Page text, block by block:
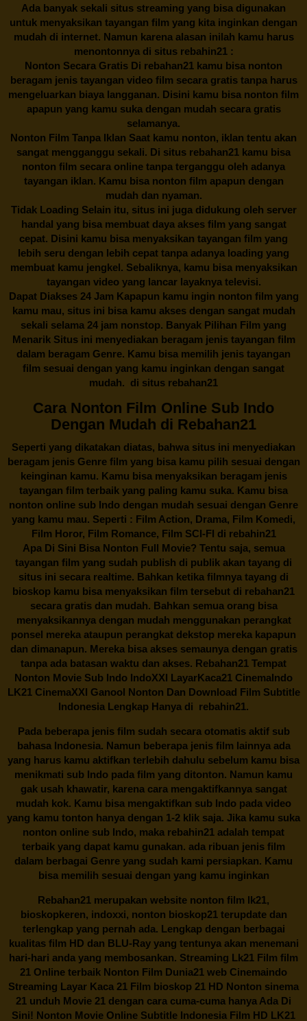
Ada banyak sekali situs streaming yang bisa digunakan
untuk menyaksikan tayangan film yang kita inginkan dengan
mudah di internet. Namun karena alasan inilah kamu harus
menontonnya di situs rebahin21 :
Nonton Secara Gratis Di rebahan21 kamu bisa nonton
beragam jenis tayangan video film secara gratis tanpa harus
mengeluarkan biaya langganan. Disini kamu bisa nonton film
apapun yang kamu suka dengan mudah secara gratis
selamanya.
Nonton Film Tanpa Iklan Saat kamu nonton, iklan tentu akan
sangat mengganggu sekali. Di situs rebahan21 kamu bisa
nonton film secara online tanpa terganggu oleh adanya
tayangan iklan. Kamu bisa nonton film apapun dengan
mudah dan nyaman.
Tidak Loading Selain itu, situs ini juga didukung oleh server
handal yang bisa membuat daya akses film yang sangat
cepat. Disini kamu bisa menyaksikan tayangan film yang
lebih seru dengan lebih cepat tanpa adanya loading yang
membuat kamu jengkel. Sebaliknya, kamu bisa menyaksikan
tayangan video yang lancar layaknya televisi.
Dapat Diakses 24 Jam Kapapun kamu ingin nonton film yang
kamu mau, situs ini bisa kamu akses dengan sangat mudah
sekali selama 24 jam nonstop. Banyak Pilihan Film yang
Menarik Situs ini menyediakan beragam jenis tayangan film
dalam beragam Genre. Kamu bisa memilih jenis tayangan
film sesuai dengan yang kamu inginkan dengan sangat
mudah. di situs rebahan21
Cara Nonton Film Online Sub Indo
Dengan Mudah di Rebahan21
Seperti yang dikatakan diatas, bahwa situs ini menyediakan
beragam jenis Genre film yang bisa kamu pilih sesuai dengan
keinginan kamu. Kamu bisa menyaksikan beragam jenis
tayangan film terbaik yang paling kamu suka. Kamu bisa
nonton online sub Indo dengan mudah sesuai dengan Genre
yang kamu mau. Seperti : Film Action, Drama, Film Komedi,
Film Horor, Film Romance, Film SCI-FI di rebahin21
Apa Di Sini Bisa Nonton Full Movie? Tentu saja, semua
tayangan film yang sudah publish di publik akan tayang di
situs ini secara realtime. Bahkan ketika filmnya tayang di
bioskop kamu bisa menyaksikan film tersebut di rebahan21
secara gratis dan mudah. Bahkan semua orang bisa
menyaksikannya dengan mudah menggunakan perangkat
ponsel mereka ataupun perangkat dekstop mereka kapapun
dan dimanapun. Mereka bisa akses semaunya dengan gratis
tanpa ada batasan waktu dan akses. Rebahan21 Tempat
Nonton Movie Sub Indo IndoXXI LayarKaca21 CinemaIndo
LK21 CinemaXXI Ganool Nonton Dan Download Film Subtitle
Indonesia Lengkap Hanya di rebahin21.
Pada beberapa jenis film sudah secara otomatis aktif sub
bahasa Indonesia. Namun beberapa jenis film lainnya ada
yang harus kamu aktifkan terlebih dahulu sebelum kamu bisa
menikmati sub Indo pada film yang ditonton. Namun kamu
gak usah khawatir, karena cara mengaktifkannya sangat
mudah kok. Kamu bisa mengaktifkan sub Indo pada video
yang kamu tonton hanya dengan 1-2 klik saja. Jika kamu suka
nonton online sub Indo, maka rebahin21 adalah tempat
terbaik yang dapat kamu gunakan. ada ribuan jenis film
dalam berbagai Genre yang sudah kami persiapkan. Kamu
bisa memilih sesuai dengan yang kamu inginkan
Rebahan21 merupakan website nonton film lk21,
bioskopkeren, indoxxi, nonton bioskop21 terupdate dan
terlengkap yang pernah ada. Lengkap dengan berbagai
kualitas film HD dan BLU-Ray yang tentunya akan menemani
hari-hari anda yang membosankan. Streaming Lk21 Film film
21 Online terbaik Nonton Film Dunia21 web Cinemaindo
Streaming Layar Kaca 21 Film bioskop 21 HD Nonton sinema
21 unduh Movie 21 dengan cara cuma-cuma hanya Ada Di
Sini! Nonton Movie Online Subtitle Indonesia Film HD LK21